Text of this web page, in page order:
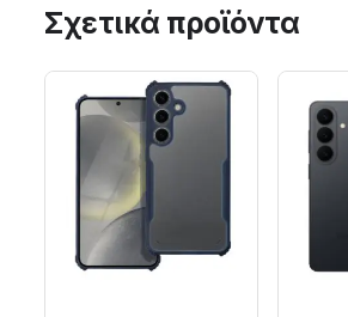
Σχετικά προϊόντα